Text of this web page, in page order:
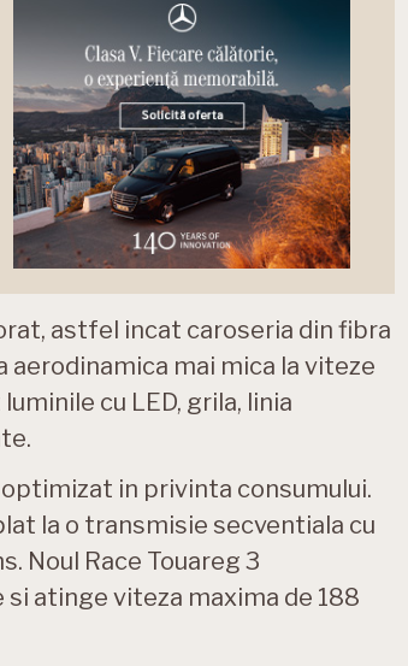
astfel incat caroseria din fibra
aerodinamica mai mica la viteze
cu LED, grila, linia
in privinta consumului.
la o transmisie secventiala cu
Noul Race Touareg 3
si atinge viteza maxima de 188